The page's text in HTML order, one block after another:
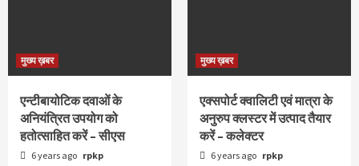
मुख्य ख़बर
एन्टीबायोटिक दवाओं के
अनियंत्रित उपयोग को
हतोत्साहित करें – सीएस
6 years ago rpkp
मुख्य ख़बर
एक्सपोर्ट क्वालिटी एवं मात्रा के
अनुरुप क्लस्टर में उत्पाद तैयार
करें – कलेक्टर
6 years ago rpkp